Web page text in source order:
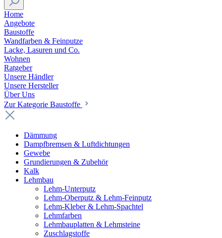
Home
Angebote
Baustoffe
Wandfarben & Feinputze
Lacke, Lasuren und Co.
Wohnen
Ratgeber
Unsere Händler
Unsere Hersteller
Über Uns
Zur Kategorie Baustoffe
Dämmung
Dampfbremsen & Luftdichtungen
Gewebe
Grundierungen & Zubehör
Kalk
Lehmbau
Lehm-Unterputz
Lehm-Oberputz & Lehm-Feinputz
Lehm-Kleber & Lehm-Spachtel
Lehmfarben
Lehmbauplatten & Lehmsteine
Zuschlagstoffe